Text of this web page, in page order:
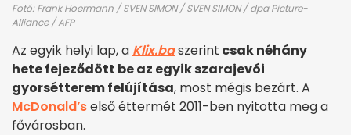
Fotó: Frank Hoermann / SVEN SIMON / SVEN SIMON / dpa Picture-
Alliance / AFP
Az egyik helyi lap, a Klix.baszerint csak néhány
hete fejeződött be az egyik szarajevói
gyorsétterem felújítása, most mégis bezárt. A
McDonald’selső éttermét 2011-ben nyitotta meg a
fővárosban.